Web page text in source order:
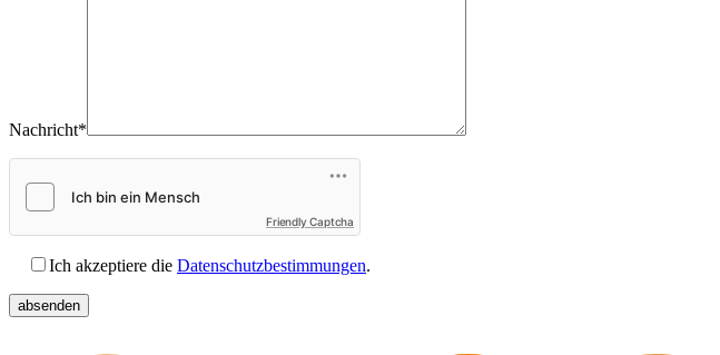
Nachricht*
Friendly Captcha
Ich akzeptiere die Datenschutzbestimmungen.